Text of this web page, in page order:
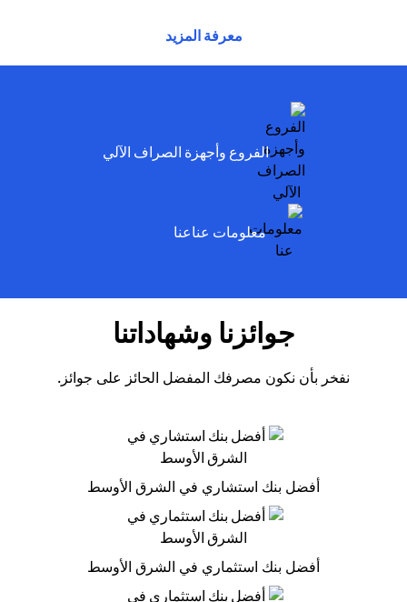
معرفة المزيد
الفروع وأجهزة الصراف الآلي
معلومات عناعنا
جوائزنا وشهاداتنا
نفخر بأن نكون مصرفك المفضل الحائز على جوائز.
أفضل بنك استشاري في الشرق الأوسط
أفضل بنك استثماري في الشرق الأوسط